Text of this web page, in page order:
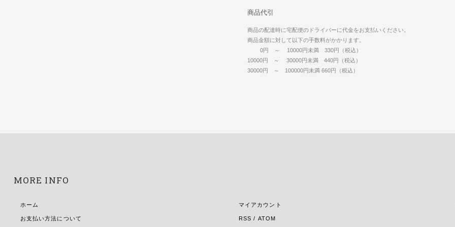
商品代引
商品の配達時に宅配便のドライバーに代金をお支払いください。
商品金額に対して以下の手数料がかかります。
0円 ～ 10000円未満 330円（税込）
10000円 ～ 30000円未満 440円（税込）
30000円 ～ 100000円未満 660円（税込）
MORE INFO
ホーム
お支払い方法について
マイアカウント
RSS / ATOM